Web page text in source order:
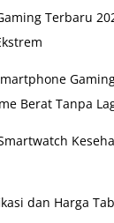
Terbaru
Berat Tanpa
dan Harga